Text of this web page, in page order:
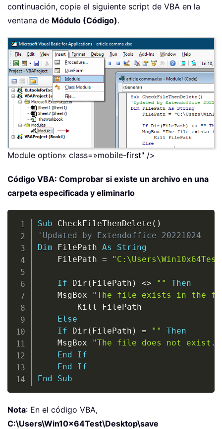
continuación, copie el siguiente script de VBA en la
ventana de Módulo (Código).
Module option« class=»mobile-first" />
Código VBA: Comprobar si existe un archivo en una
carpeta especificada y eliminarlo
Sub CheckFileThenDelete ( )
'Updated by Extendoffice 20221024
Dim FilePath As
String
    FilePath
=
If Dir ( FilePath ) <> ""
Then
    MsgBox
"The file exists in the
        Kill FilePath
Else
If Dir ( FilePath ) = ""
Then
    MsgBox
"The file does not exist."
End
If
End
If
End
Sub
Nota: En el código VBA,
C:\Users\Win10x64Test\Desktop\save